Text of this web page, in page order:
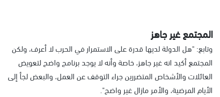
المجتمع غير جاهز
وتابع: "هل الدولة لديها قدرة على الاستمرار في الحرب لا أعرف، ولكن
المجتمع أكيد انه غير جاهز، خاصة وأنه لا يوجد برنامج واضح لتعويض
العائلات والأشخاص المتضررين جراء التوقف عن العمل، والبعض لجأ إلى
الأيام المرضية، والأمر مازال غير واضح".